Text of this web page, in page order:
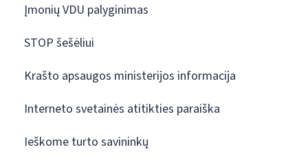
Įmonių VDU palyginimas
STOP šešėliui
Krašto apsaugos ministerijos informacija
Interneto svetainės atitikties paraiška
Ieškome turto savininkų